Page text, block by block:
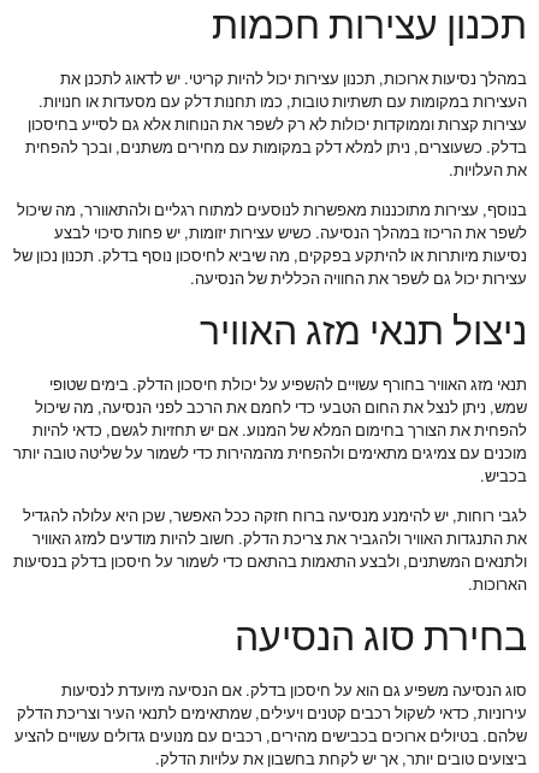
תכנון עצירות חכמות
במהלך נסיעות ארוכות, תכנון עצירות יכול להיות קריטי. יש לדאוג לתכנן את
העצירות במקומות עם תשתיות טובות, כמו תחנות דלק עם מסעדות או חנויות.
עצירות קצרות וממוקדות יכולות לא רק לשפר את הנוחות אלא גם לסייע בחיסכון
בדלק. כשעוצרים, ניתן למלא דלק במקומות עם מחירים משתנים, ובכך להפחית
את העלויות.
בנוסף, עצירות מתוכננות מאפשרות לנוסעים למתוח רגליים ולהתאוורר, מה שיכול
לשפר את הריכוז במהלך הנסיעה. כשיש עצירות יזומות, יש פחות סיכוי לבצע
נסיעות מיותרות או להיתקע בפקקים, מה שיביא לחיסכון נוסף בדלק. תכנון נכון של
עצירות יכול גם לשפר את החוויה הכללית של הנסיעה.
ניצול תנאי מזג האוויר
תנאי מזג האוויר בחורף עשויים להשפיע על יכולת חיסכון הדלק. בימים שטופי
שמש, ניתן לנצל את החום הטבעי כדי לחמם את הרכב לפני הנסיעה, מה שיכול
להפחית את הצורך בחימום המלא של המנוע. אם יש תחזיות לגשם, כדאי להיות
מוכנים עם צמיגים מתאימים ולהפחית מהמהירות כדי לשמור על שליטה טובה יותר
בכביש.
לגבי רוחות, יש להימנע מנסיעה ברוח חזקה ככל האפשר, שכן היא עלולה להגדיל
את התנגדות האוויר ולהגביר את צריכת הדלק. חשוב להיות מודעים למזג האוויר
ולתנאים המשתנים, ולבצע התאמות בהתאם כדי לשמור על חיסכון בדלק בנסיעות
הארוכות.
בחירת סוג הנסיעה
סוג הנסיעה משפיע גם הוא על חיסכון בדלק. אם הנסיעה מיועדת לנסיעות
עירוניות, כדאי לשקול רכבים קטנים ויעילים, שמתאימים לתנאי העיר וצריכת הדלק
שלהם. בטיולים ארוכים בכבישים מהירים, רכבים עם מנועים גדולים עשויים להציע
ביצועים טובים יותר, אך יש לקחת בחשבון את עלויות הדלק.